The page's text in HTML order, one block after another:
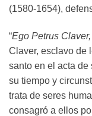
(1580-1654),
“Ego Petrus
Claver, esclavo de
santo en el acta de
su tiempo y
trata de seres
consagró a ellos